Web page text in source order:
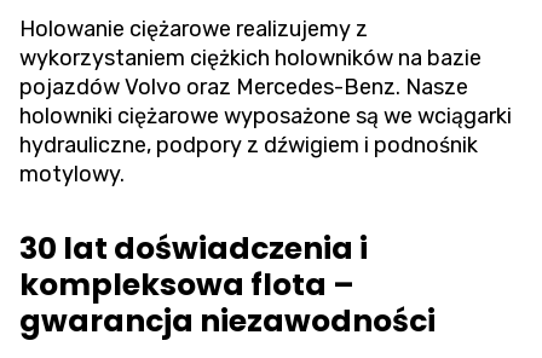
Holowanie ciężarowe realizujemy z
wykorzystaniem ciężkich holowników na bazie
pojazdów Volvo oraz Mercedes-Benz. Nasze
holowniki ciężarowe wyposażone są we wciągarki
hydrauliczne, podpory z dźwigiem i podnośnik
motylowy.
30 lat doświadczenia i
kompleksowa flota –
gwarancja niezawodności